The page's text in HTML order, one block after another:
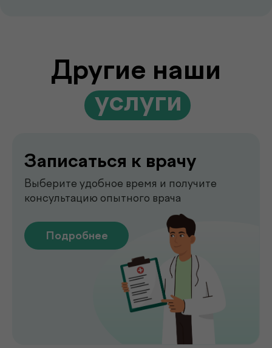
Точные лабораторные анализы с быстрым
на дом
Забор анализов на дому удобно,
быстро и без посещения клиники